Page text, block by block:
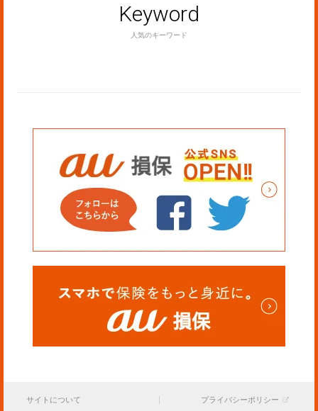
Keyword
人気のキーワード
サイトについて プライバシーポリシー